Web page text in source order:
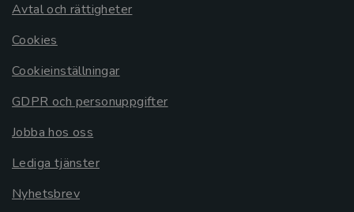
Avtal och rättigheter
Cookies
Cookieinställningar
GDPR och personuppgifter
Jobba hos oss
Lediga tjänster
Nyhetsbrev